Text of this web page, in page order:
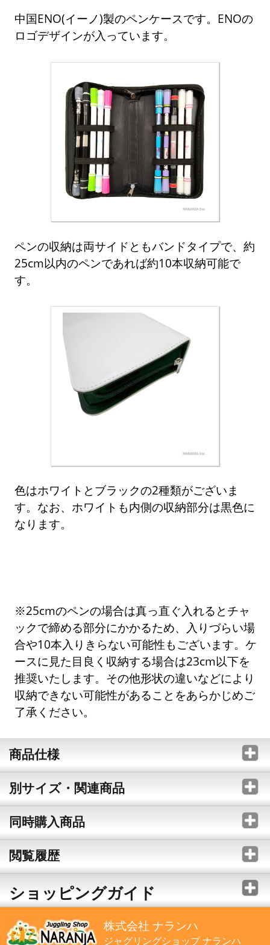
中国ENO(イーノ)製のペンケースです。ENOの
ロゴデザインが入っています。
ペンの収納は両サイドともバンドタイプで、約
25cm以内のペンであれば約10本収納可能で
す。
色はホワイトとブラックの2種類がございま
す。なお、ホワイトも内側の収納部分は黒色に
なります。
※25cmのペンの場合は真っ直ぐ入れるとチャ
ックで締める部分にかかるため、入りづらい場
合や10本入りきらない可能性もございます。ケ
ースに見た目良く収納する場合は23cm以下を
推奨いたします。その他形状の違いなどにより
収納できない可能性があることをあらかじめご
了承ください。
商品仕様
別サイズ・関連商品
同時購入商品
閲覧履歴
ショッピングガイド
株式会社 ナランハ
ジャグリングショップ ナランハ